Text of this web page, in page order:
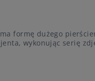
formę dużego
wykonując serię